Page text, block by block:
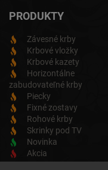
PRODUKTY
Závesné krby
Krbové vložky
Krbové kazety
Horizontálne
zabudovateľné krby
Piecky
Fixné zostavy
Rohové krby
Skrinky pod TV
Novinka
Akcia